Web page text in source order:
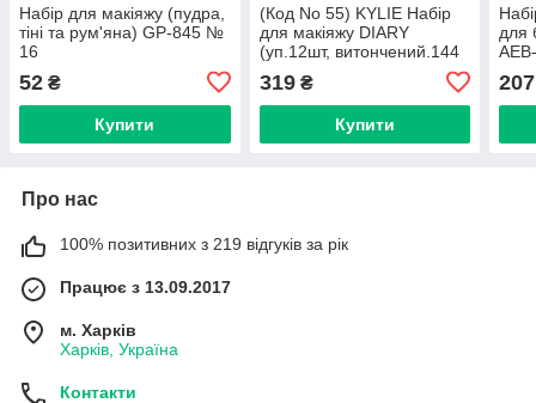
Набір для макіяжу (пудра,
тіні та рум'яна) GP-845 №
16
52 ₴
Купити
(Код No 55) KYLIE Набір
для макіяжу DIARY
(уп.12шт, витончений.144
319₴
Купити
для
207
Про нас
100% позитивних з 219 відгуків за рік
Працює з 13.09.2017
м. Харків
Харків, Україна
Контакти